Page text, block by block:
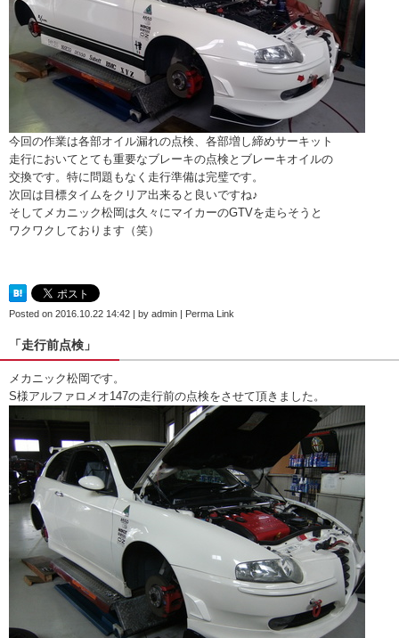
今回の作業は各部オイル漏れの点検、各部増し締めサーキット
走行においてとても重要なブレーキの点検とブレーキオイルの
交換です。特に問題もなく走行準備は完璧です。
次回は目標タイムをクリア出来ると良いですね♪
そしてメカニック松岡は久々にマイカーのGTVを走らそうと
ワクワクしております（笑）
Posted on 2016.10.22 14:42 by admin Perma Link
「走行前点検」
メカニック松岡です。
S様アルファロメオ147の走行前の点検をさせて頂きました。